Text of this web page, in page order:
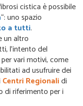
cistica è possibile
“: uno spazio
a tutti.
un altro
l’intento del
vari motivi, come
ad usufruire dei
Centri Regionalidi
di riferimento per i